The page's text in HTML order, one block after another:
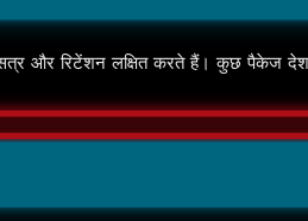
और रिटेंशन लक्षित करते हैं। कुछ पैकेज